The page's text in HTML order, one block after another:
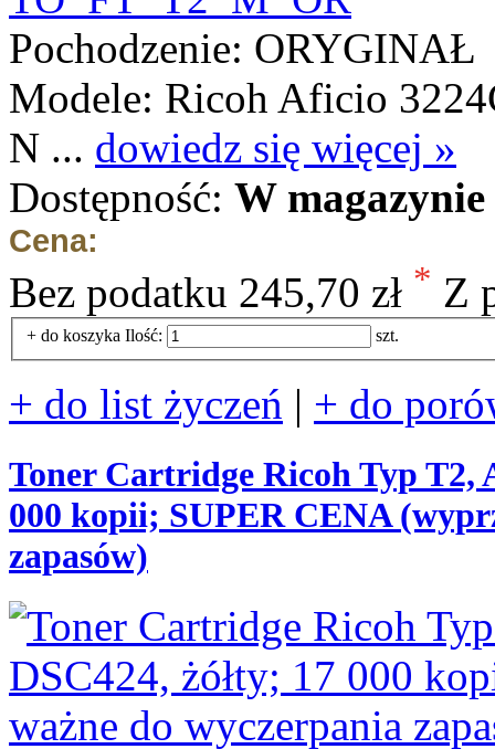
Pochodzenie: ORYGINAŁ
Modele: Ricoh Aficio
N ... dowiedz się więcej »
Dostępność: W
Cena:
Bez podatku 245,70 zł * Z
+ do koszyka Ilość: szt.
+ do list życzeń | + do
Toner Cartridge Ricoh Typ T2,
000 kopii; SUPER CENA
zapasów)